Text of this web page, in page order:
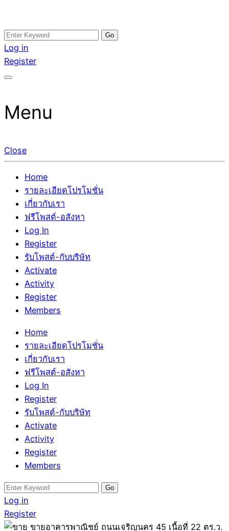
Skip
to
content
อสังหาโพสต์ รีวิวเยอะ รับจ้างโพสต์ขายบ้าน รับจ้างโพสต์อสัง
หา แตกต่างอย่างตั้งใจ รับรองผล อันดับ1 การโพสต์ขายอสังหา
กับทีมงานบริษัท บ้าน ที่ดิน คอนโด ติดGoogleหน้าแรกได้จริงๆ
รับจ้างโพสอสังหา ขายบ้าน อสังหาโพสต์ เชื่อถือได้จริง รับ
โพสต์ ที่ดิน กับทีมงานบริษัท ถูกและดีที่สุด ไม่มีค่านายหน้า
ขายได้จริงๆ ช่วยสร้างโอกาสในการขายได้มากกว่า ที่เดียว ที่
Search
for:
Log in
Register
Menu
Close
Home
รายละเอียดโปรโมชั่น
เกี่ยวกับเรา
ฟรีโพสต์-อสังหา
Log In
Register
รับโพสต์-กับบริษัท
Activate
Activity
Register
Members
Home
รายละเอียดโปรโมชั่น
เกี่ยวกับเรา
ฟรีโพสต์-อสังหา
Log In
Register
รับโพสต์-กับบริษัท
Activate
Activity
Register
Members
Search
for:
Log in
Register